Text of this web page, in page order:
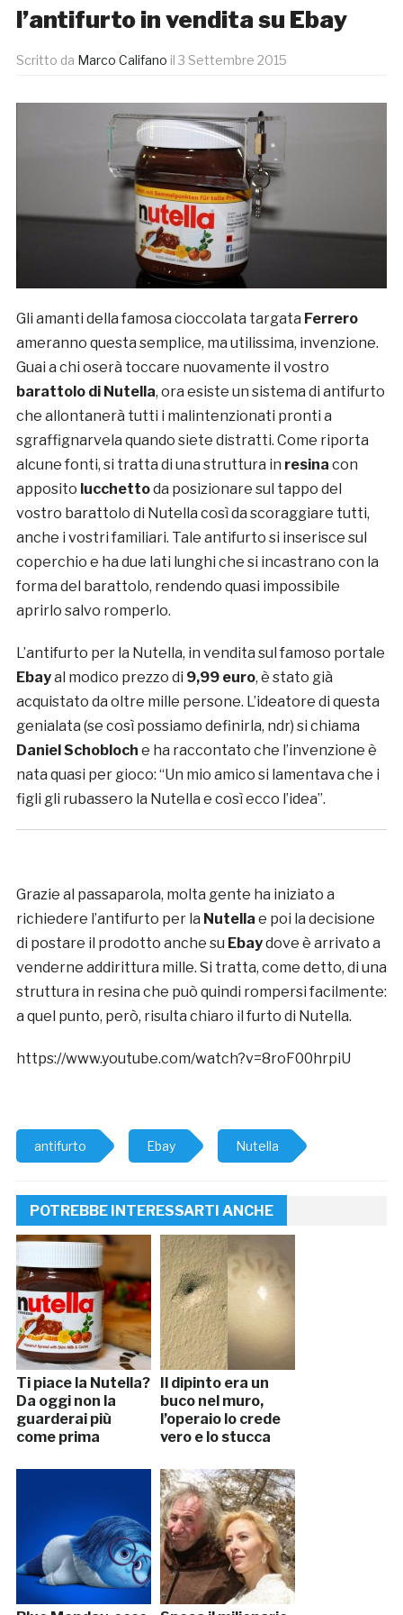
l’antifurto in vendita su Ebay
Scritto da Marco Califano il 3 Settembre 2015
Gli amanti della famosa cioccolata targata Ferrero
ameranno questa semplice, ma utilissima, invenzione.
Guai a chi oserà toccare nuovamente il vostro
barattolo di Nutella, ora esiste un sistema di antifurto
che allontanerà tutti i malintenzionati pronti a
sgraffignarvela quando siete distratti. Come riporta
alcune fonti, si tratta di una struttura in resina con
apposito lucchettoda posizionare sul tappo del
vostro barattolo di Nutella così da scoraggiare tutti,
anche i vostri familiari. Tale antifurto si inserisce sul
coperchio e ha due lati lunghi che si incastrano con la
forma del barattolo, rendendo quasi impossibile
aprirlo salvo romperlo.
L’antifurto per la Nutella, in vendita sul famoso portale
Ebayal modico prezzo di 9,99 euro, è stato già
acquistato da oltre mille persone. L’ideatore di questa
genialata (se così possiamo definirla, ndr) si chiama
Daniel Schobloch e ha raccontato che l’invenzione è
nata quasi per gioco: “Un mio amico si lamentava che i
figli gli rubassero la Nutella e così ecco l’idea”.
Grazie al passaparola, molta gente ha iniziato a
richiedere l’antifurto per la Nutella e poi la decisione
di postare il prodotto anche su Ebaydove è arrivato a
venderne addirittura mille. Si tratta, come detto, di una
struttura in resina che può quindi rompersi facilmente:
a quel punto, però, risulta chiaro il furto di Nutella.
https://www.youtube.com/watch?v=8roF00hrpiU
antifurto Ebay Nutella
POTREBBE INTERESSARTI ANCHE
Ti piace la Nutella?
Da oggi non la
guarderai più
come prima
Il dipinto era un
buco nel muro,
l’operaio lo crede
vero e lo stucca